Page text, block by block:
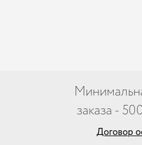
заказа -
Договор